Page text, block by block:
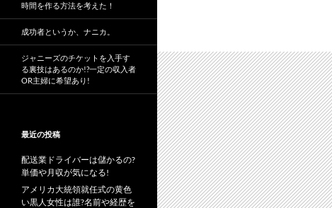
ツ
時間を作る方法を考えた！
成功者というか、ナニカ。
ジャニーズのチケットを入手す
る裏技はあるのか!?一定の収入者
OR主婦に希望あり!
最近の投稿
配送業ドライバーは儲かるの?
単価や月収が気になる!
アメリカ大統領就任式の黄色
い黒人女性は誰?名前や経歴を